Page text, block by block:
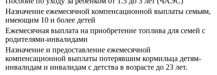
Назначение ежемесячной компенсационной выплаты семьям,
имеющим 10 и более детей
Ежемесячная выплата на приобретение топлива для семей с
родителями-инвалидами
Назначение и предоставление ежемесячной
компенсационной выплаты потерявшим кормильца детям-
инвалидам и инвалидам с детства в возрасте до 23 лет.